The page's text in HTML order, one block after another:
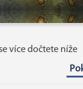
více dočtete níže